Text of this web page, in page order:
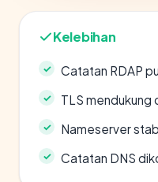
Kelebihan
Catatan RDAP
TLS mendukung
Nameserver
Catatan DNS